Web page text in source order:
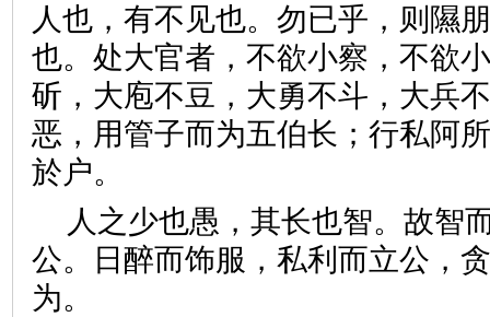
人也，有不见也。勿已乎，则隰
也。处大官者，不欲小察，不欲
斫，大庖不豆，大勇不斗，大兵
恶，用管子而为五伯长；行私阿
於户。
人之少也愚，其长也智。故智
公。日醉而饰服，私利而立公，
为。